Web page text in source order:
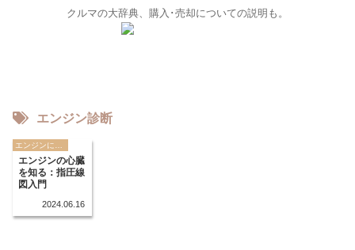
クルマの大辞典、購入･売却についての説明も。
エンジン診断
エンジンの心臓
を知る：指圧線
図入門
2024.06.16